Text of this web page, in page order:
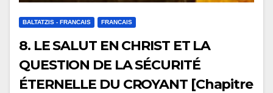
BALTATZIS - FRANCAIS FRANCAIS
8. LE SALUT EN CHRIST ET LA
QUESTION DE LA SÉCURITÉ
ÉTERNELLE DU CROYANT [Chapitre